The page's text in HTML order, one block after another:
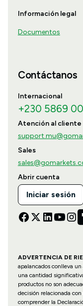
Información legal
Documentos
Contáctanos
Internacional
+230 5869
Atención al cliente
Sales
Abrir cuenta
Iniciar sesión
ADVERTENCIA DE
apalancados conlleva
una cantidad
productos no son
decisión relacionada
comprender la